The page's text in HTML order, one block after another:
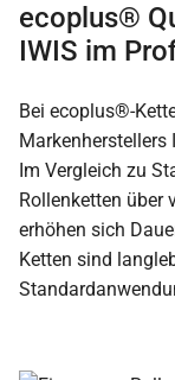
ecoplus®
IWIS im
Bei ecoplus®-
Markenherstellers
Im Vergleich zu
Rollenketten über
erhöhen sich
Ketten sind